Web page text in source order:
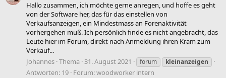
Hallo zusammen, ich möchte gerne anregen, und hoffe es geht
von der Software her, das für das einstellen von
Verkaufsanzeigen, ein Mindestmass an Forenaktivität
vorhergehen muß. Ich persönlich finde es nicht angebracht, das
Leute hier im Forum, direkt nach Anmeldung ihren Kram zum
Verkauf...
Johannes Thema 31. August 2021 forum kleinanzeigen
Antworten: 19 Forum:woodworker intern